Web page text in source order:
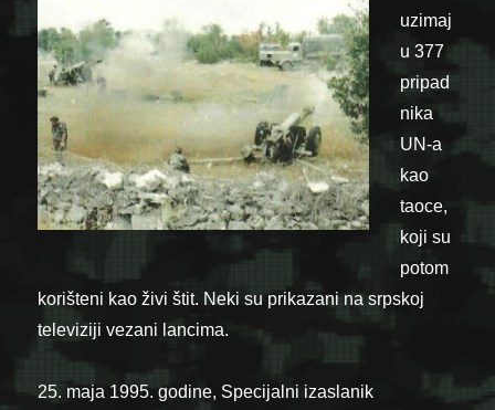
uzimaj
u 377
pripad
nika
UN-a
kao
taoce,
koji su
potom
korišteni kao živi štit. Neki su prikazani na srpskoj
televiziji vezani lancima.
25. maja 1995. godine, Specijalni izaslanik